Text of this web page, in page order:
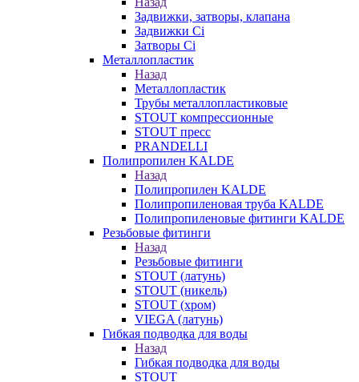
Задвижки, затворы, клапана
Задвижки Ci
Затворы Ci
Металлопластик
Назад
Металлопластик
Трубы металлопластиковые
STOUT компрессионные
STOUT пресс
PRANDELLI
Полипропилен KALDE
Назад
Полипропилен KALDE
Полипропиленовая труба KALDE
Полипропиленовые фитинги KALDE
Резьбовые фитинги
Назад
Резьбовые фитинги
STOUT (латунь)
STOUT (никель)
STOUT (хром)
VIEGA (латунь)
Гибкая подводка для воды
Назад
Гибкая подводка для воды
STOUT